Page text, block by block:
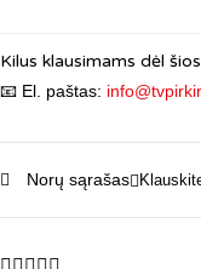
Kilus klausimams dėl
📧 El. paštas:
Norų sąrašas